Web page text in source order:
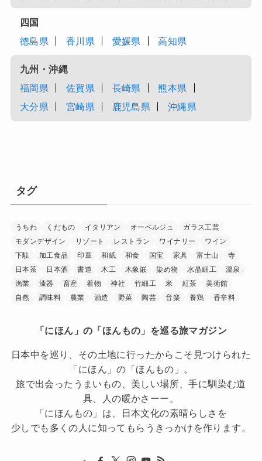
四国
徳島県
香川県 愛媛県 高知県
九州・沖縄
福岡県
佐賀県 長崎県
熊本県
大分県
宮崎県 鹿児島県 沖縄県
タグ
うちわ くだもの イタリアン オーベルジュ
ガラス工芸
モダンデザイン
リゾート レストラン ワイナリー
ワイン
下駄
加工食品 印章 和紙 和食 国宝 家具 富士山
寺
日本茶
日本酒 書道 木工 木象嵌 染め物 水晶細工
温泉
漁業
漆器 畜産 着物 神社 竹細工 米 紅茶
美術館
自然
調味料 農業 酒造 野菜 陶芸 音楽 養鶏 香辛料
「にほん」の「ほんもの」を巡る旅マガジン
日本中を巡り、その土地に行ったからこそ見つけられた
「にほん」の「ほんもの」。
旅で出会ったうまいもの、美しい場所、手に馴染む道
具、人の暖かさーー。
「にほんもの」は、日本文化の素晴らしさを
少しでも多くの人に知ってもらうきっかけを作ります。